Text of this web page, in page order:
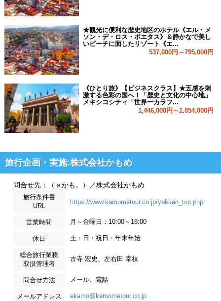
★観光に便利な歴史地区のホテル《エル・メ
ソン・デ・ロス・ポエタス》＆静かなで美し
いビーチに面したリゾート《エ...
537,000円～795,000円
《ひとり旅》【ビジネスクラス】★五感を刺
激する色彩の国へ！「歴史と文化の中心地」
メキシコシティ「世界一カラフ...
1,446,000円～1,854,000円
旅行企画・実施:株式会社かもめ
問合せ先：（ｅかも。）／株式会社かもめ
旅行条件書
URL
https://www.kamometour.co.jp/yakkan_top.php
営業時間 月～金曜日：10:00～18:00
休日 土・日・祝日・年末年始
総合旅行業務
取扱管理者
古寺 宏史、左右田 幸枝
問合せ方法 メール、電話
メールアドレス ekamo@kamometour.co.jp